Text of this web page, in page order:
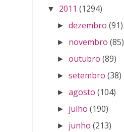
▼ 2011 (1294)
►dezembro (91)
► novembro (85)
►outubro (89)
►setembro (38)
►agosto (104)
► julho (190)
► junho (213)